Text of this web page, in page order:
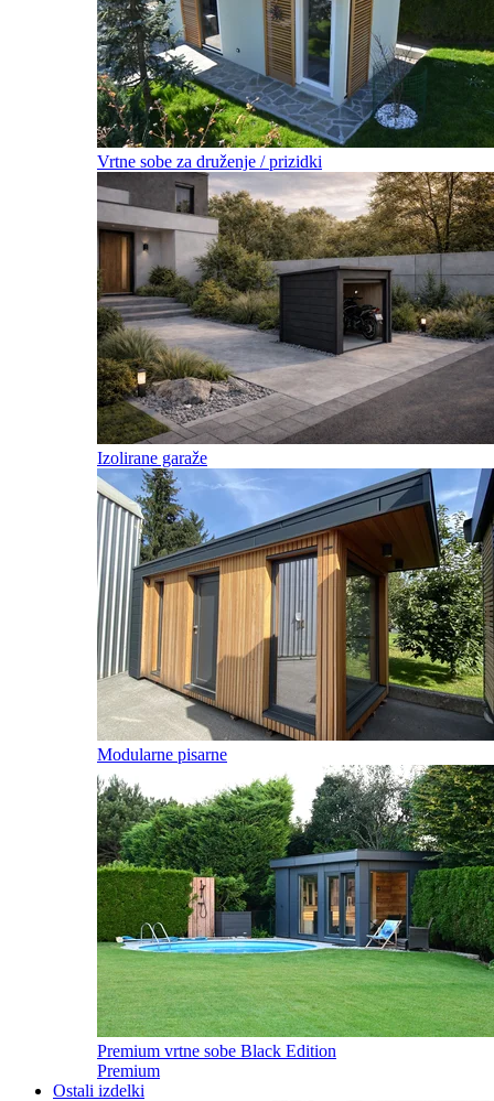
Vrtne sobe za druženje / prizidki
Izolirane garaže
Modularne pisarne
Premium vrtne sobe Black Edition
Premium
Ostali izdelki